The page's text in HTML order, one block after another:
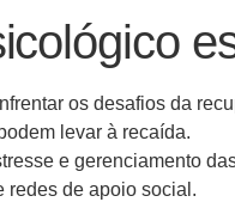
os desafios da
levar à recaída.
e gerenciamento
redes de apoio social.